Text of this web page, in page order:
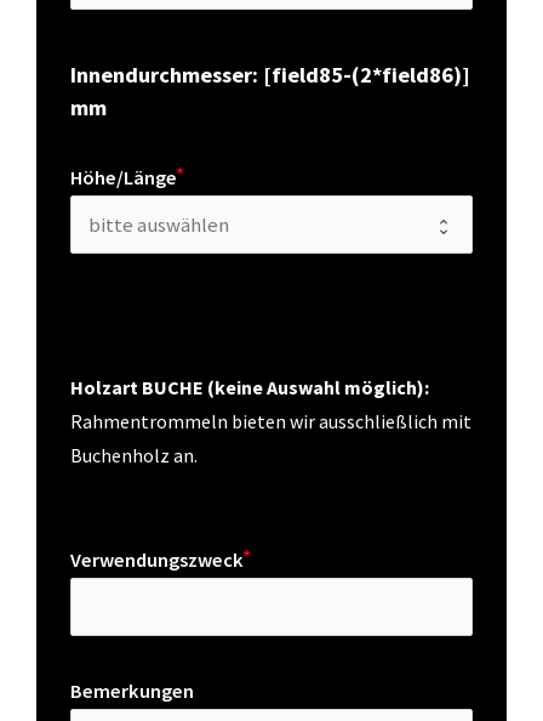
Innendurchmesser: [field85-(2*field86)]
mm
Höhe/Länge
Holzart BUCHE (keine Auswahl möglich):
Rahmentrommeln bieten wir ausschließlich mit
Buchenholz an.
Verwendungszweck
Bemerkungen